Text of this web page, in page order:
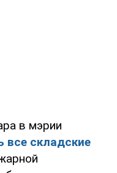
в мэрии
все складские